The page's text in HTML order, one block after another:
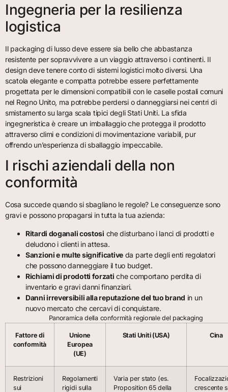
Ingegneria per la resilienza
logistica
Il packaging di lusso deve essere sia bello che abbastanza
resistente per sopravvivere a un viaggio attraverso i continenti. Il
design deve tenere conto di sistemi logistici molto diversi. Una
scatola elegante e compatta potrebbe essere perfettamente
progettata per le dimensioni compatibili con le caselle postali comuni
nel Regno Unito, ma potrebbe perdersi o danneggiarsi nei centri di
smistamento su larga scala tipici degli Stati Uniti. La sfida
ingegneristica è creare un imballaggio che protegga il prodotto
attraverso climi e condizioni di movimentazione variabili, pur
offrendo un’esperienza di sballaggio impeccabile.
I rischi aziendali della non
conformità
Cosa succede quando si sbagliano le regole? Le conseguenze sono
gravi e possono propagarsi in tutta la tua azienda:
Ritardi doganali costosi che disturbano i lanci di prodotti e
deludono i clienti in attesa.
Sanzioni e multe significative da parte degli enti regolatori
che possono danneggiare il tuo budget.
Richiami di prodotti forzati che comportano perdita di
inventario e gravi danni finanziari.
Danni irreversibili alla reputazione del tuo brand in un
nuovo mercato che cercavi di conquistare.
Panoramica della conformità regionale del packaging
Fattore di
conformità
Unione
Europea
(UE)
Stati Uniti (USA) Cina
Restrizioni
sui
Regolamenti
rigidi sulla
Varia per stato (es.
Proposition 65 della
crescente